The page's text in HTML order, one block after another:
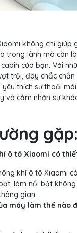
không chỉ giúp
trong lành mà còn
của bạn. Với
trội, đây chắc
thích sự thoải
và cảm nhận sự
gặp:
ô tô Xiaomi có
khí ô tô Xiaomi
làm nổi bật
gian.
máy làm thế nào